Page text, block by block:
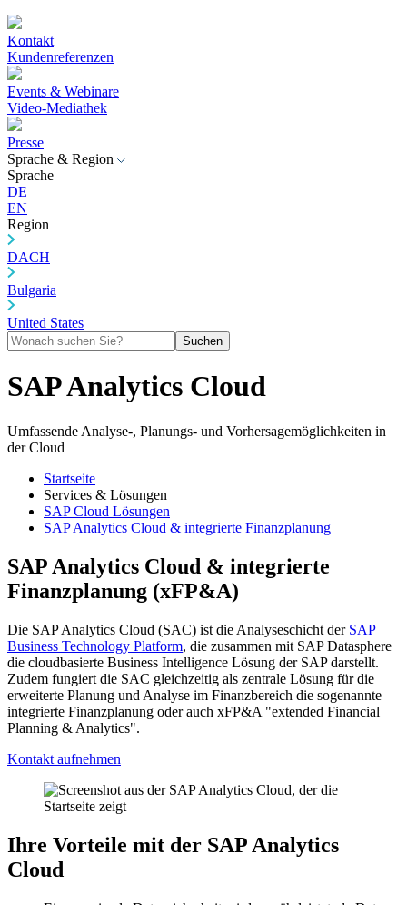
Kontakt
Kundenreferenzen
Events & Webinare
Video-Mediathek
Presse
Sprache & Region
Sprache
DE
EN
Region
DACH
Bulgaria
United States
Suchen
SAP Analytics Cloud
Umfassende Analyse-, Planungs- und Vorhersagemöglichkeiten in
der Cloud
Startseite
Services & Lösungen
SAP Cloud Lösungen
SAP Analytics Cloud & integrierte Finanzplanung
SAP Analytics Cloud & integrierte
Finanzplanung (xFP&A)
Die SAP Analytics Cloud (SAC) ist die Analyseschicht der SAP
Business Technology Platform, die zusammen mit SAP Datasphere
die cloudbasierte Business Intelligence Lösung der SAP darstellt.
Zudem fungiert die SAC gleichzeitig als zentrale Lösung für die
erweiterte Planung und Analyse im Finanzbereich die sogenannte
integrierte Finanzplanung oder auch xFP&A "extended Financial
Planning & Analytics".
Kontakt aufnehmen
Ihre Vorteile mit der SAP Analytics
Cloud